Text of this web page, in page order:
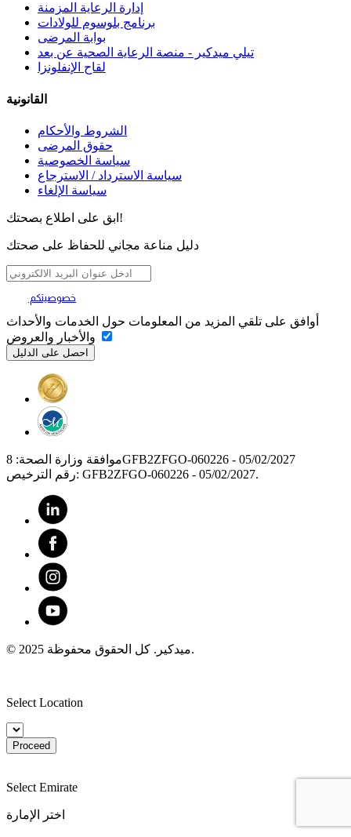
إدارة الرعاية المزمنة
برنامج بلوسوم للولادات
بوابة المرضى
تيلي ميدكير - منصة الرعاية الصحية عن بعد
لقاح الإنفلونزا
القانونية
الشروط والأحكام
حقوق المرضى
سياسة الخصوصية
سياسة الاسترداد / الاسترجاع
سياسة الإلغاء
ابق على اطلاع بصحتك!
دليل مناعة مجاني للحفاظ على صحتك
خصوصيتكم
أوافق على تلقي المزيد من المعلومات حول الخدمات والأحداث
موافقة وزارة الصحة: 8GFB2ZFGO-060226 - 05/02/2027
رقم الترخيص: GFB2ZFGO-060226 - 05/02/2027.
© 2025 ميدكير. كل الحقوق محفوظة.
Select Location
Proceed
Select Emirate
اختر الإمارة